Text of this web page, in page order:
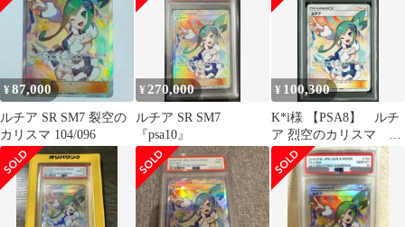
¥87,000
ルチア SR SM7 裂空の
カリスマ 104/096
¥ 270,000
ルチア SR SM7
『psa10』
¥ 100,300
K*i様 【PSA8】 ルチ
ア 烈空のカリスマ SR
104/096 サン＆ムー